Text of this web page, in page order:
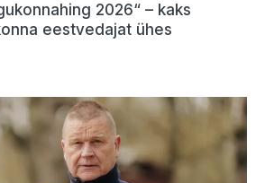
2026“ – kaks
eestvedajat ühes